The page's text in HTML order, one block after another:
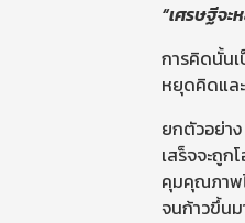
“เศรษฐีจะ
การคิดนั้นเ
หยุดคิดแล
ยกตัวอย่า
เสร็จจะถู
คุมคุณภาพ
จนก้าวขึ้นม